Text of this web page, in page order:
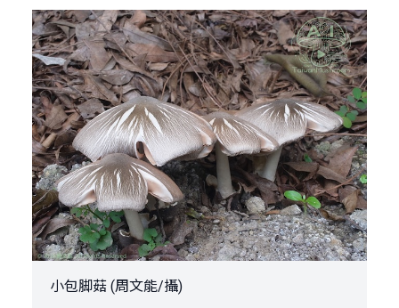
小包脚菇 (周文能/攝)